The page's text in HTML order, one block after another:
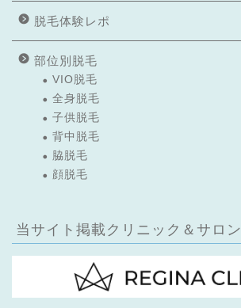
脱毛体験レポ
部位別脱毛
VIO脱毛
全身脱毛
子供脱毛
背中脱毛
脇脱毛
顔脱毛
当サイト掲載クリニック＆サロン